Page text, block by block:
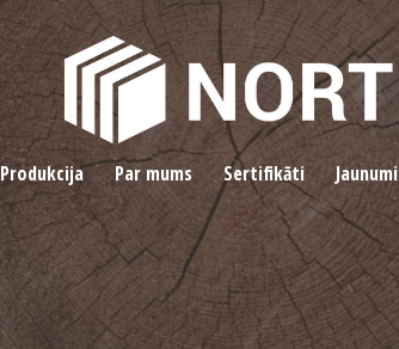
Produkcija Par mums Sertifikāti Jaunumi